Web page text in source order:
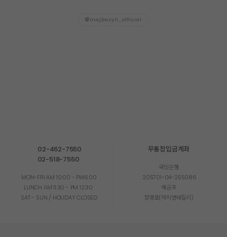
majbazyli_official
02-462-7550
02-518-7550
MON-FRI AM 10:00 - PM6:00
LUNCH AM 11:30 - PM 12:30
SAT - SUN / HOLIDAY CLOSED
무통장입금계좌
국민은행
205701-04-255086
예금주
정영호(마지앤바질리)